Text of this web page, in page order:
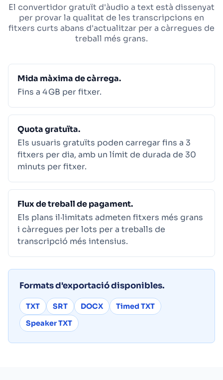
El convertidor gratuït d'àudio a text està dissenyat
per provar la qualitat de les transcripcions en
fitxers curts abans d'actualitzar per a càrregues de
treball més grans.
Mida màxima de càrrega.
Fins a 4 GB per fitxer.
Quota gratuïta.
Els usuaris gratuïts poden carregar fins a 3
fitxers per dia, amb un límit de durada de 30
minuts per fitxer.
Flux de treball de pagament.
Els plans il·limitats admeten fitxers més grans
i càrregues per lots per a treballs de
transcripció més intensius.
Formats d'exportació disponibles.
TXT SRT DOCX
Timed TXT
Speaker TXT